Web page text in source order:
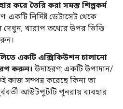
করে তৈরি করা সমস্ত শিল্পকর্ম
একটি নির্দিষ্ট ডেটাসেট থেকে
দেখুন; খারাপ তথ্যের উপর ভিত্তি
একটি এক্সিকিউশন চালানো
করুন। উদাহরণ: একটি উপাদান/
কাজ সম্পন্ন করেছে কিনা তা
আউটপুটটি পুনরায় ব্যবহার